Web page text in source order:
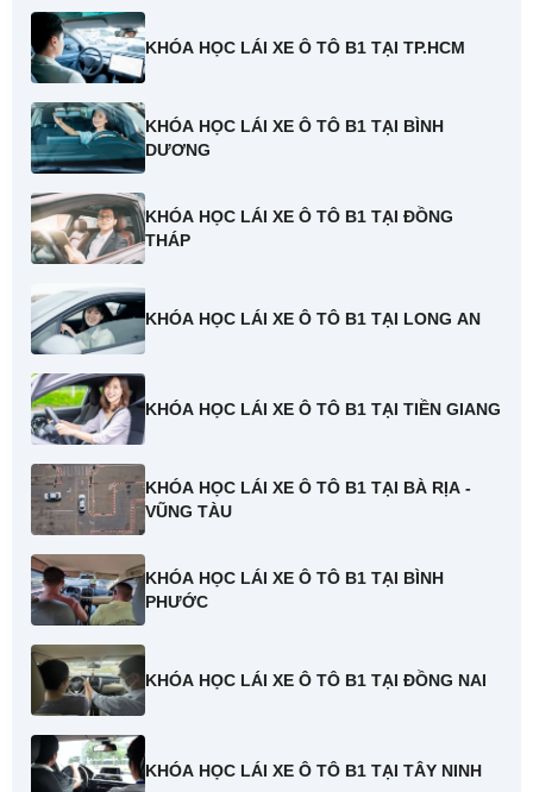
KHÓA HỌC LÁI XE Ô TÔ B1 TẠI TP.HCM
KHÓA HỌC LÁI XE Ô TÔ B1 TẠI BÌNH
DƯƠNG
KHÓA HỌC LÁI XE Ô TÔ B1 TẠI ĐỒNG
THÁP
KHÓA HỌC LÁI XE Ô TÔ B1 TẠI LONG AN
KHÓA HỌC LÁI XE Ô TÔ B1 TẠI TIỀN GIANG
KHÓA HỌC LÁI XE Ô TÔ B1 TẠI BÀ RỊA -
VŨNG TÀU
KHÓA HỌC LÁI XE Ô TÔ B1 TẠI BÌNH
PHƯỚC
KHÓA HỌC LÁI XE Ô TÔ B1 TẠI ĐỒNG NAI
KHÓA HỌC LÁI XE Ô TÔ B1 TẠI TÂY NINH